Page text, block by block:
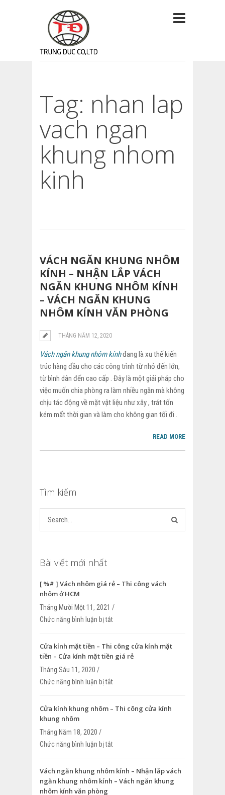
Tag: nhan lap
vach ngan
khung nhom
kinh
VÁCH NGĂN KHUNG NHÔM
KÍNH – NHẬN LẮP VÁCH
NGĂN KHUNG NHÔM KÍNH
– VÁCH NGĂN KHUNG
NHÔM KÍNH VĂN PHÒNG
THÁNG NĂM 12, 2020
Vách ngăn khung nhôm kínhđang là xu thế kiến
trúc hàng đầu cho các công trình từ nhỏ đến lớn,
từ bình dân đến cao cấp . Đây là một giải pháp cho
việc muốn chia phòng ra làm nhiều ngăn mà không
chịu tác động về mặt vật liệu như xây , trát tốn
kém mất thời gian và làm cho không gian tối đi .
READ MORE
Tìm kiếm
Bài viết mới nhất
[ %# ] Vách nhôm giá rẻ – Thi công vách
nhôm ở HCM
Tháng Mười Một 11, 2021 /
Chức năng bình luận bị tắt
Cửa kính mặt tiền – Thi công cửa kính mặt
tiền – Cửa kính mặt tiền giá rẻ
Tháng Sáu 11, 2020 /
Chức năng bình luận bị tắt
Cửa kính khung nhôm – Thi công cửa kính
khung nhôm
Tháng Năm 18, 2020 /
Chức năng bình luận bị tắt
Vách ngăn khung nhôm kính – Nhận lắp vách
ngăn khung nhôm kính – Vách ngăn khung
nhôm kính văn phòng